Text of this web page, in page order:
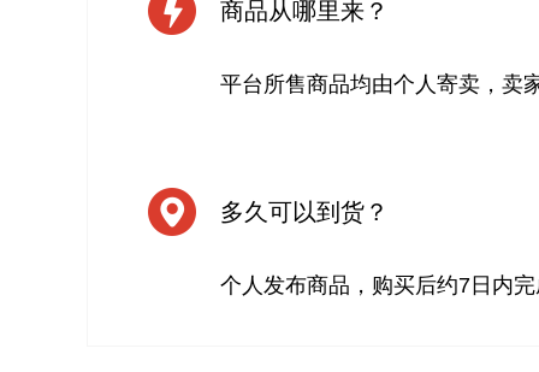
商品从哪里来？
平台所售商品均由个人寄卖，卖
多久可以到货？
个人发布商品，购买后约7日内